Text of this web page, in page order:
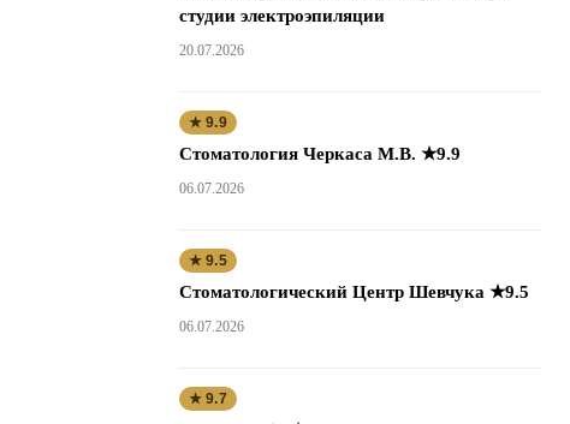
студии электроэпиляции
20.07.2026
★ 9.9
Стоматология Черкаса М.В. ★9.9
06.07.2026
★ 9.5
Стоматологический Центр Шевчука ★9.5
06.07.2026
★ 9.7